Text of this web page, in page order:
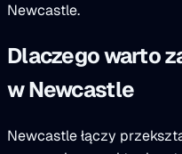
Newcastle.
Dlaczego warto
w Newcastle
Newcastle łączy